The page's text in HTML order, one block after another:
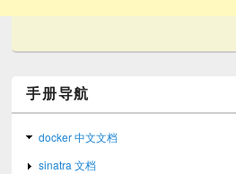
手册导航
docker 中文文档
sinatra 文档